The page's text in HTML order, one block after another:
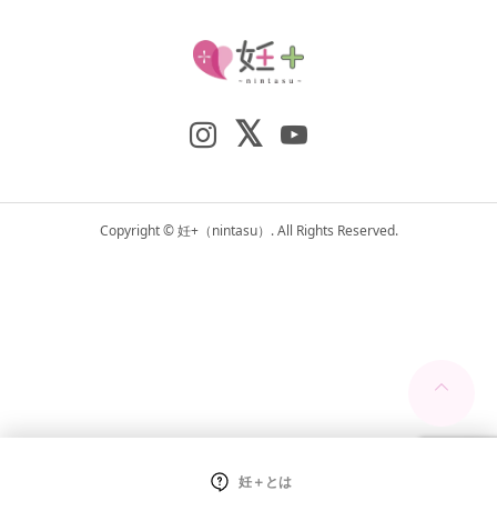
Copyright ©妊+（nintasu）. All Rights Reserved.
妊＋とは